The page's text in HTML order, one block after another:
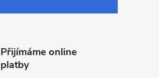
Přijímáme online
platby